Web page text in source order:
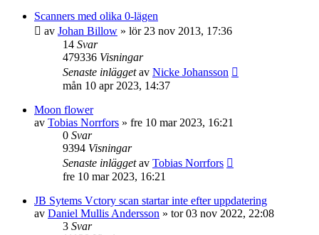
Scanners med olika 0-lägen
av Johan Billow » lör 23 nov 2013, 17:36
14 Svar
479336 Visningar
Senaste inläggetav Nicke Johansson
mån 10 apr 2023, 14:37
Moon flower
av Tobias Norrfors » fre 10 mar 2023, 16:21
0 Svar
9394 Visningar
Senaste inläggetav Tobias Norrfors
fre 10 mar 2023, 16:21
JB Sytems Vctory scan startar inte efter uppdatering
av Daniel Mullis Andersson » tor 03 nov 2022, 22:08
3 Svar